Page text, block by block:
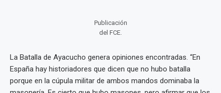
Publicación
del FCE.
La Batalla de Ayacucho genera opiniones encontradas. “En
España hay historiadores que dicen que no hubo batalla
porque en la cúpula militar de ambos mandos dominaba la